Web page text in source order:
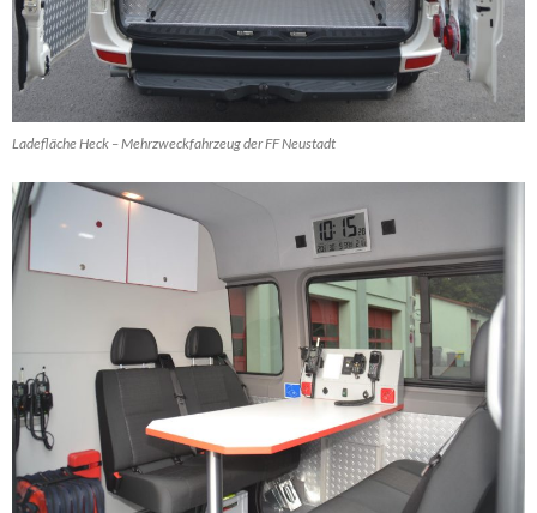
Ladefläche Heck – Mehrzweckfahrzeug der FF Neustadt